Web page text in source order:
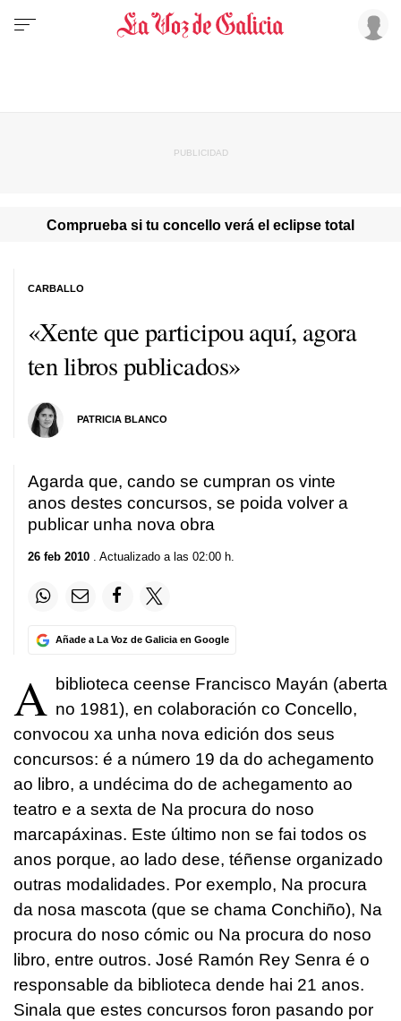
Comprueba si tu concello verá el eclipse total
«Xente que participou aquí, agora
ten libros publicados»
PATRICIA BLANCO
CARBALLO
Agarda que, cando se cumpran os vinte
anos destes concursos, se poida volver a
publicar unha nova obra
26 feb 2010 . Actualizado a las 02:00 h.
Añade a La Voz de Galicia en Google
A biblioteca ceense Francisco Mayán (aberta
no 1981), en colaboración co Concello,
convocou xa unha nova edición dos seus
concursos: é a número 19 da do achegamento
ao libro, a undécima do de achegamento ao
teatro e a sexta de Na procura do noso
marcapáxinas. Este último non se fai todos os
anos porque, ao lado dese, téñense organizado
outras modalidades. Por exemplo, Na procura
da nosa mascota (que se chama Conchiño), Na
procura do noso cómic ou Na procura do noso
libro, entre outros. José Ramón Rey Senra é o
responsable da biblioteca dende hai 21 anos.
Sinala que estes concursos foron pasando por